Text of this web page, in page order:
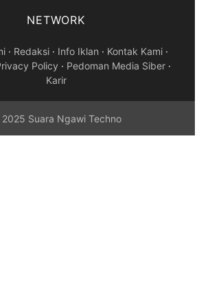
NETWORK
· Redaksi · Info Iklan · Kontak Kami ·
Policy · Pedoman Media Siber ·
Karir
Suara Ngawi Techno